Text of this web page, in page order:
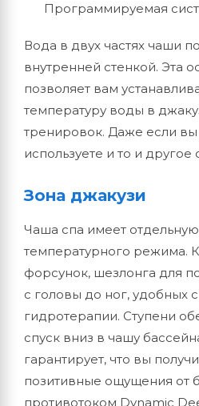
Программируемая
Вода в двух частях чаши
внутренней стенкой. Эта
позволяет вам
температуру воды в
тренировок. Даже если
используете и то и
Зона джакузи
Чаша спа имеет
температурного режима.
форсунок, шезлонга для
с головы до ног, удобных
гидротерапии. Ступени
спуск вниз в чашу
гарантирует, что вы
позитивные ощущения от
противотоком Dynamic